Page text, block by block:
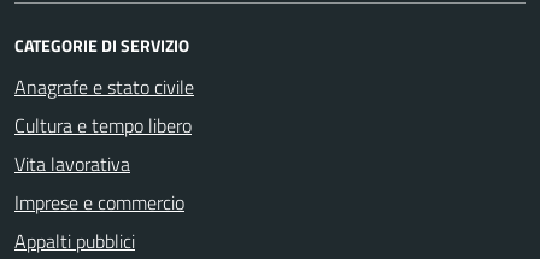
CATEGORIE DI SERVIZIO
Anagrafe e stato civile
Cultura e tempo libero
Vita lavorativa
Imprese e commercio
Appalti pubblici